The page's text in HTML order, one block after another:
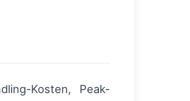
Kosten, Peak-